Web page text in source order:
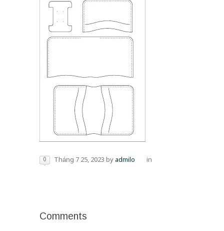
0 Tháng 7 25, 2023 byadmilo in
Comments